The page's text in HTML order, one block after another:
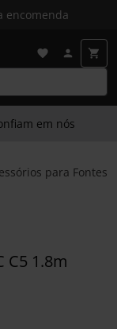
encomenda
em nós
para Fontes
C5 1.8m